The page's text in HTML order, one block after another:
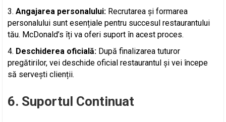
Angajarea personalului: Recrutarea și formarea
personalului sunt esențiale pentru succesul restaurantului
tău. McDonald’s îți va oferi suport în acest proces.
Deschiderea oficială: După finalizarea tuturor
pregătirilor, vei deschide oficial restaurantul și vei începe
să servești clienții.
6. Suportul Continuat